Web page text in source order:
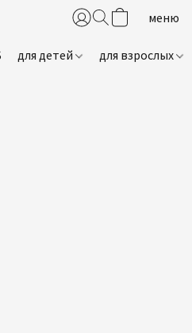
для детей для взрослых